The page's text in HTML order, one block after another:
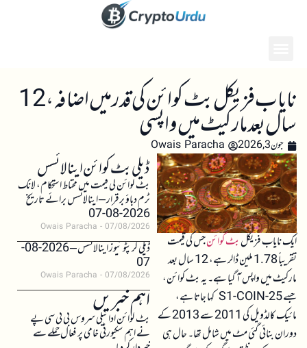
نایاب فزیکل بٹ کوائن کی قدر میں اضافہ، 12
سال بعد مارکیٹ میں واپسی
جون 3, 2026 Owais Paracha
ایک نایاب فزیکلبٹ کوائنجس کی قیمت
تقریباً 1.78 ملین ڈالر ہے، 12 سال بعد
مارکیٹ میں واپس آ گیا ہے۔ یہ بٹ کوائن،
جسے S1-COIN-25 کہا جاتا ہے،
مائیک کالڈویل کی 2011 سے 2013 کے
دوران بنائی گئی مٹ میں شامل تھا۔ حال ہی
ڈیلی بٹ کوائن اینالائسس
بٹ کوائن کی قیمت میں محتاط استحکام، لانگ
ٹرم دباؤ برقرار – اینالائسس برائے تاریخ
2026-08-07
Owais Paracha 07/08/2026
ڈیلی کرپٹو نیوز اینالائسس – 2026-08-
07
Owais Paracha 07/08/2026
اہم خبریں
بٹ کوائن ادائیگی سروس بی ٹی سی پے
نے اہم سکیورٹی خامی پر فعال حملے سے